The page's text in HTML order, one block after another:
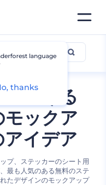
つける
ックア
アイデア
プ、ステッカーのシート用
最も人気のある無料のステ
たデザインのモックアップ
language
thanks